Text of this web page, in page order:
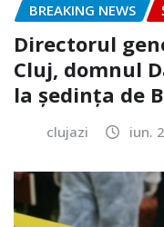
BREAKING NEWS
Directorul
Cluj, domnul
la ședința de
clujazi iun.